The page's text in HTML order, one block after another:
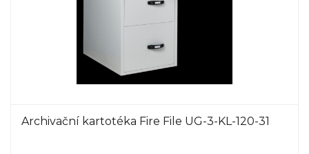
Archivační kartotéka Fire File UG-3-KL-120-31